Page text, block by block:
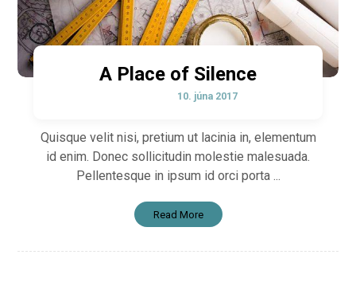
A Place of Silence
10. júna 2017
Quisque velit nisi, pretium ut lacinia in, elementum
id enim. Donec sollicitudin molestie malesuada.
Pellentesque in ipsum id orci porta ...
Read More